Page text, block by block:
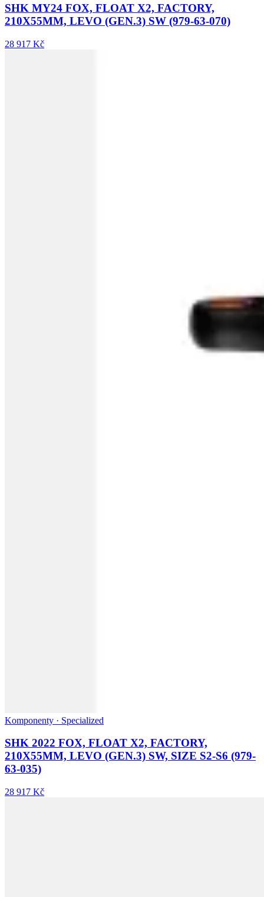
SHK MY24 FOX, FLOAT X2, FACTORY,
210X55MM, LEVO (GEN.3) SW (979-63-070)
28 917 Kč
Komponenty · Specialized
SHK 2022 FOX, FLOAT X2, FACTORY,
210X55MM, LEVO (GEN.3) SW, SIZE S2-S6 (979-
63-035)
28 917 Kč